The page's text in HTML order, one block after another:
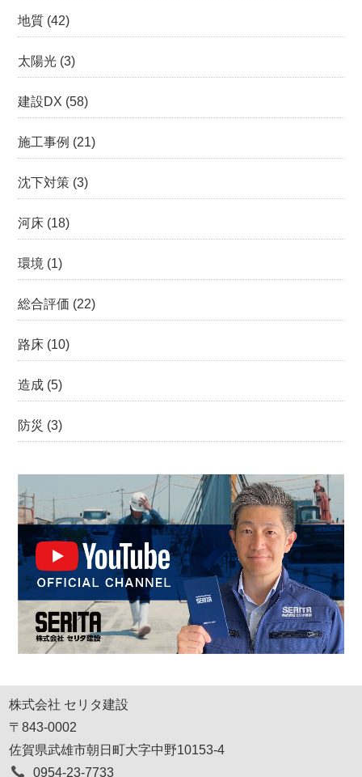
地質 (42)
太陽光 (3)
建設DX (58)
施工事例 (21)
沈下対策 (3)
河床 (18)
環境 (1)
総合評価 (22)
路床 (10)
造成 (5)
防災 (3)
株式会社 セリタ建設
〒843-0002
佐賀県武雄市朝日町大字中野10153-4
0954-23-7733